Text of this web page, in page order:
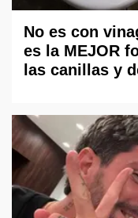
No es con
es la MEJOR
las canillas y